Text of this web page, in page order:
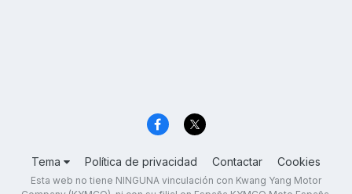
Tema Política de privacidad Contactar Cookies
Esta web no tiene NINGUNA vinculación con Kwang Yang Motor